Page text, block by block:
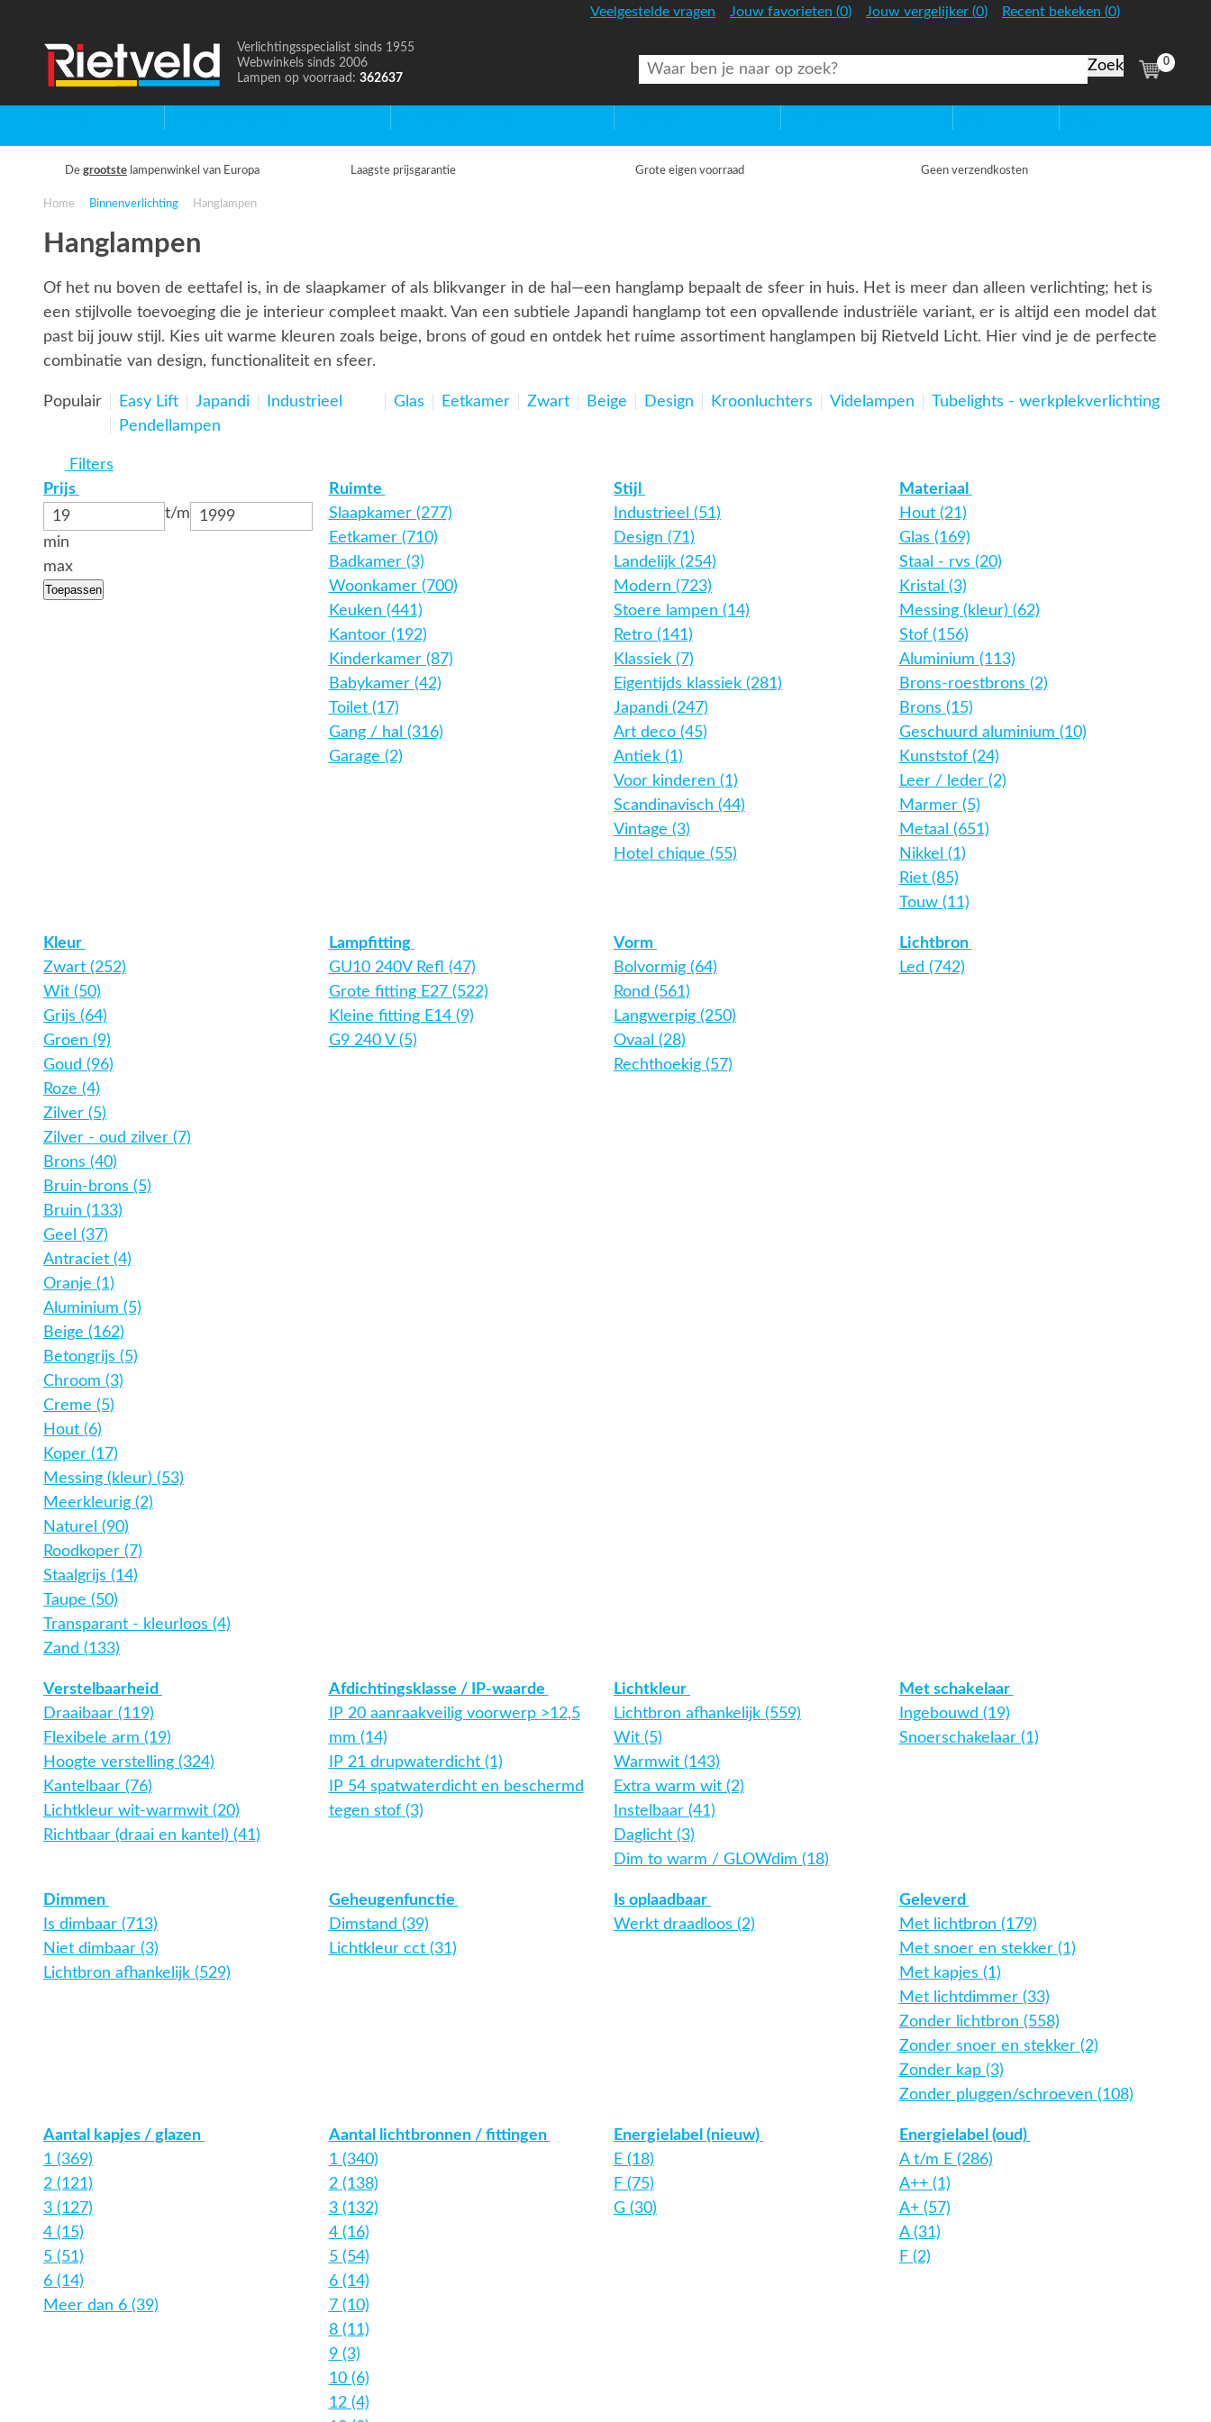
Veelgestelde vragen Jouw favorieten (0) Jouw vergelijker: (0) Recent bekeken (0)
Nederland
Naar
de
Verlichtingsspecialist sinds 1955
Webwinkels sinds 2006
Lampen op voorraad: 362637
(
0
items)
De grootste lampenwinkel van Europa Laagste prijsgarantie Grote eigen voorraad Geen verzendkosten
Home Binnenverlichting Hanglampen
Hanglampen
Of het nu boven de eettafel is, in de slaapkamer of als blikvanger in de hal—een hanglamp bepaalt de sfeer in huis. Het is meer dan alleen verlichting; het is
een stijlvolle toevoeging die je interieur compleet maakt. Van een subtiele Japandi hanglamp tot een opvallende industriële variant, er is altijd een model dat
past bij jouw stijl. Kies uit warme kleuren zoals beige, brons of goud en ontdek het ruime assortiment hanglampen bij Rietveld Licht. Hier vind je de perfecte
combinatie van design, functionaliteit en sfeer.
Populair Easy Lift Japandi Industrieel Glas Eetkamer Zwart Beige Design Kroonluchters Videlampen
Tubelights - werkplekverlichting
Pendellampen
Filters
Prijs
t/m
min
max
Toepassen
Ruimte
Slaapkamer (277)
Eetkamer (710)
Badkamer (3)
Woonkamer (700)
Keuken (441)
Kantoor (192)
Kinderkamer (87)
Babykamer (42)
Toilet (17)
Gang / hal (316)
Garage (2)
Stijl
Industrieel (51)
Design (71)
Landelijk (254)
Modern (723)
Stoere lampen (14)
Retro (141)
Klassiek (7)
Eigentijds klassiek (281)
Japandi (247)
Art deco (45)
Antiek (1)
Voor kinderen (1)
Scandinavisch (44)
Vintage (3)
Hotel chique (55)
Materiaal
Hout (21)
Glas (169)
Staal - rvs (20)
Kristal (3)
Messing (kleur) (62)
Stof (156)
Aluminium (113)
Brons-roestbrons (2)
Brons (15)
Geschuurd aluminium (10)
Kunststof (24)
Leer / leder (2)
Marmer (5)
Metaal (651)
Nikkel (1)
Riet (85)
Touw (11)
Kleur
Zwart (252)
Wit (50)
Grijs (64)
Groen (9)
Goud (96)
Roze (4)
Zilver (5)
Zilver - oud zilver (7)
Brons (40)
Bruin-brons (5)
Bruin (133)
Geel (37)
Antraciet (4)
Oranje (1)
Aluminium (5)
Beige (162)
Betongrijs (5)
Chroom (3)
Creme (5)
Hout (6)
Koper (17)
Messing (kleur) (53)
Meerkleurig (2)
Naturel (90)
Roodkoper (7)
Staalgrijs (14)
Taupe (50)
Transparant - kleurloos (4)
Zand (133)
Lampfitting
GU10 240V Refl (47)
Grote fitting E27 (522)
Kleine fitting E14 (9)
G9 240 V (5)
Vorm
Bolvormig (64)
Rond (561)
Langwerpig (250)
Ovaal (28)
Rechthoekig (57)
Lichtbron
Led (742)
Verstelbaarheid
Draaibaar (119)
Flexibele arm (19)
Hoogte verstelling (324)
Kantelbaar (76)
Lichtkleur wit-warmwit (20)
Richtbaar (draai en kantel) (41)
Afdichtingsklasse / IP-waarde
IP 20 aanraakveilig voorwerp >12,5
mm (14)
IP 21 drupwaterdicht (1)
IP 54 spatwaterdicht en beschermd
tegen stof (3)
Lichtkleur
Lichtbron afhankelijk (559)
Wit (5)
Warmwit (143)
Extra warm wit (2)
Instelbaar (41)
Daglicht (3)
Dim to warm / GLOWdim (18)
Met schakelaar
Ingebouwd (19)
Snoerschakelaar (1)
Dimmen
Is dimbaar (713)
Niet dimbaar (3)
Lichtbron afhankelijk (529)
Geheugenfunctie
Dimstand (39)
Lichtkleur cct (31)
Is oplaadbaar
Werkt draadloos (2)
Geleverd
Met lichtbron (179)
Met snoer en stekker (1)
Met kapjes (1)
Met lichtdimmer (33)
Zonder lichtbron (558)
Zonder snoer en stekker (2)
Zonder kap (3)
Zonder pluggen/schroeven (108)
Aantal kapjes / glazen
1 (369)
2 (121)
3 (127)
4 (15)
5 (51)
6 (14)
Meer dan 6 (39)
Aantal lichtbronnen / fittingen
1 (340)
2 (138)
3 (132)
4 (16)
5 (54)
6 (14)
7 (10)
8 (11)
9 (3)
10 (6)
12 (4)
Energielabel (nieuw)
E (18)
F (75)
G (30)
Energielabel (oud)
A t/m E (286)
A++ (1)
A+ (57)
A (31)
F (2)